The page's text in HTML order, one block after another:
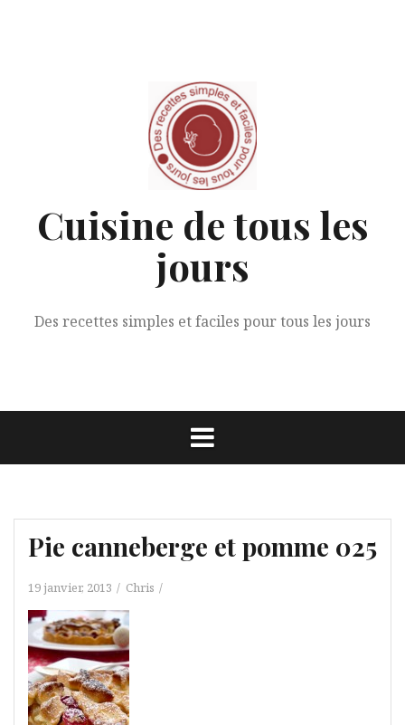
Cuisine de tous les
jours
Des recettes simples et faciles pour tous les jours
Pie canneberge et pomme 025
19 janvier, 2013 Chris